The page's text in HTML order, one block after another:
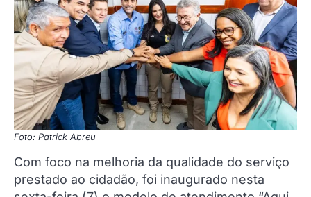
Foto: Patrick Abreu
Com foco na melhoria da qualidade do serviço
prestado ao cidadão, foi inaugurado nesta